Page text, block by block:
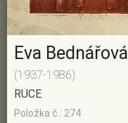
Eva Bednářová
(1937-1986)
RUCE
Položka č.: 274